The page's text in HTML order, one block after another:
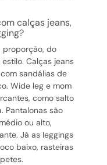
do
Calças jeans
sandálias de
Wide leg e mom
como salto
Pantalonas são
ou alto,
Já as leggings
baixo, rasteiras